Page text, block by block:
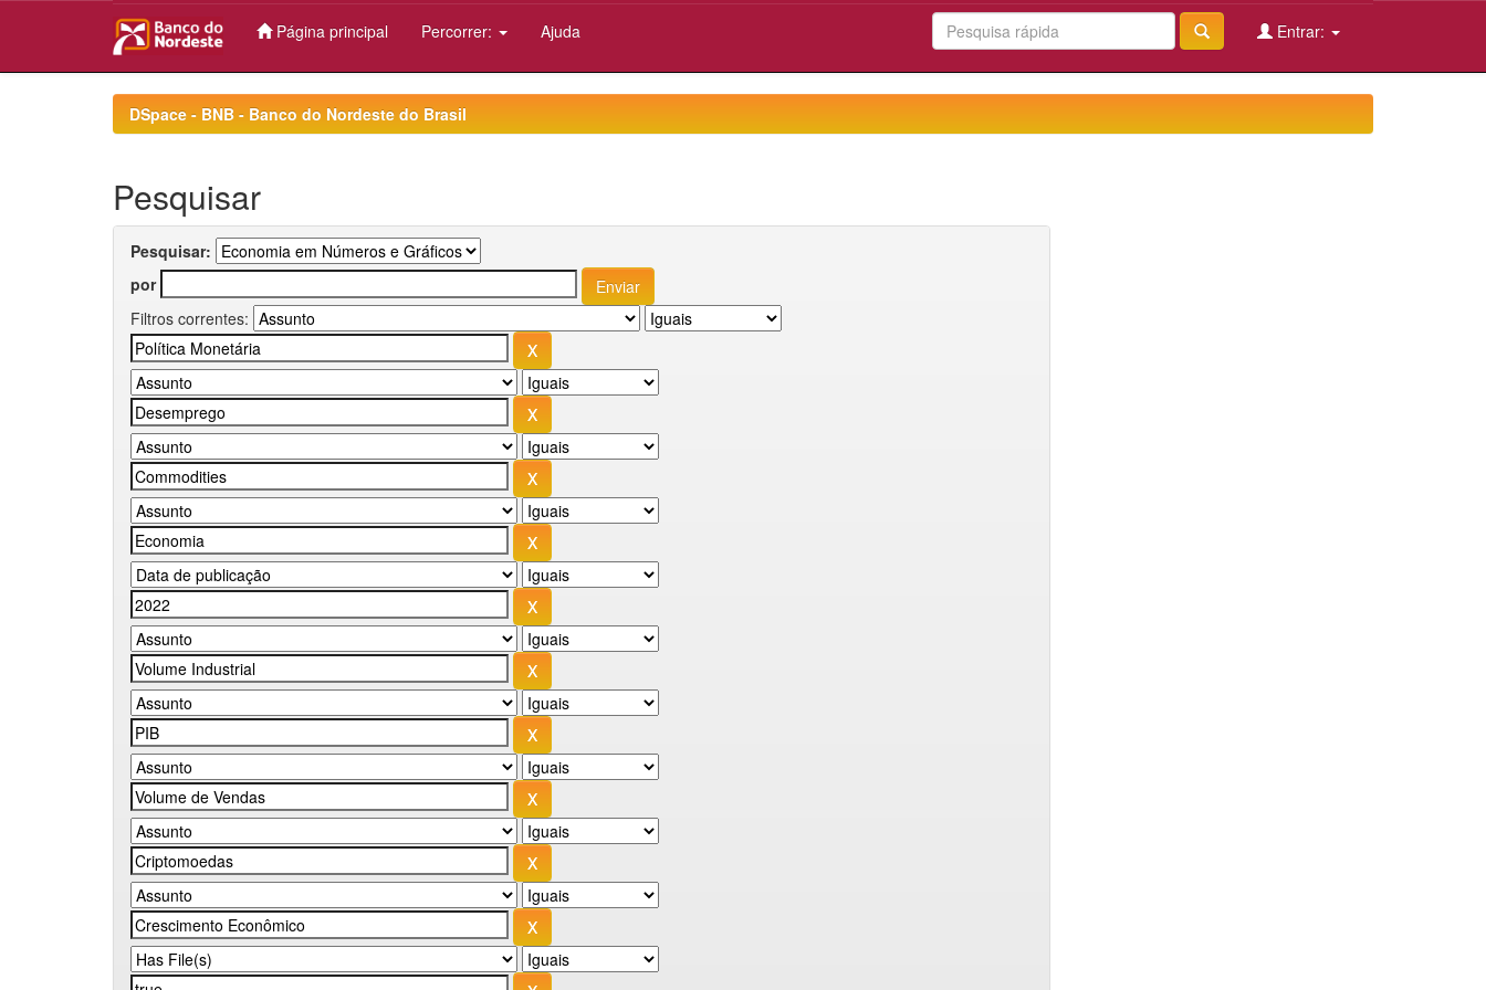
Página principal Percorrer: Ajuda Entrar:
DSpace - BNB - Banco do Nordeste do Brasil
Pesquisar
Pesquisar:
por
Filtros correntes: